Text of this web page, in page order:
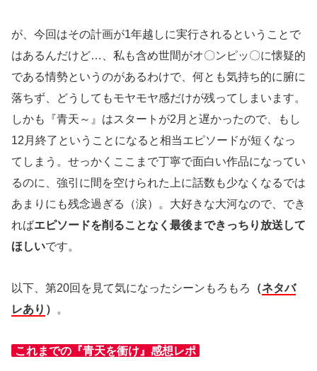
が、今回はその計画が1年越しに実行されるということで
はあるんだけど…、私も含め世間がオ〇ンピッ〇に懐疑的
である情勢というのがあるわけで、何とも気持ち的に腑に
落ちず、どうしてもモヤモヤ感だけが残ってしまいます。
しかも『青天～』はスタートが2月と遅かったので、もし
12月終了ということになると相当エピソードが短くなっ
てしまう。せっかくここまで丁寧で面白い作品になってい
るのに、強引に間を空けられた上に話数も少なくなるでは
あまりにも残念過ぎる（涙）。大好きな大河なので、でき
ればエピソードを削ることなく最後まできっちり放送して
ほしいです。
以下、第20回を見て気になったシーンもろもろ （ネタバ
レあり ） 。
これまでの『青天を衝け』感想レポ